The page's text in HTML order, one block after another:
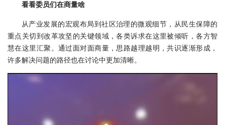
看看委员们在商量啥
从产业发展的宏观布局到社区治理的微观细节，从民生保障的
重点关切到改革攻坚的关键领域，各类诉求在这里被倾听，各方智
慧在这里汇聚。通过面对面商量，思路越理越明，共识逐渐形成，
许多解决问题的路径也在讨论中更加清晰。